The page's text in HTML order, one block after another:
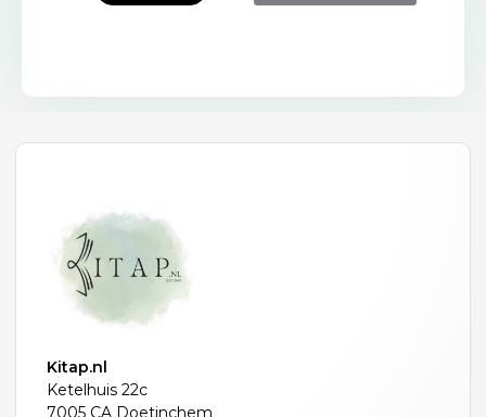
Kitap.nl
Ketelhuis 22c
7005 CA Doetinchem